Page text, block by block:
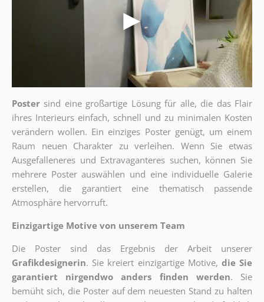
Poster sind eine großartige Lösung für alle, die das Flair
ihres Interieurs einfach, schnell und zu minimalen Kosten
verändern wollen. Ein einziges Poster genügt, um einem
Raum neuen Charakter zu verleihen. Wenn Sie etwas
Ausgefalleneres und Extravaganteres suchen, können Sie
mehrere Poster auswählen und eine individuelle Galerie
erstellen, die garantiert eine thematisch passende
Atmosphäre hervorruft.
Einzigartige Motive von unserem Team
Die Poster sind das Ergebnis der Arbeit unserer
Grafikdesignerin. Sie kreiert einzigartige Motive, die Sie
garantiert nirgendwo anders finden werden. Sie
bemüht sich, die Poster auf dem neuesten Stand zu halten